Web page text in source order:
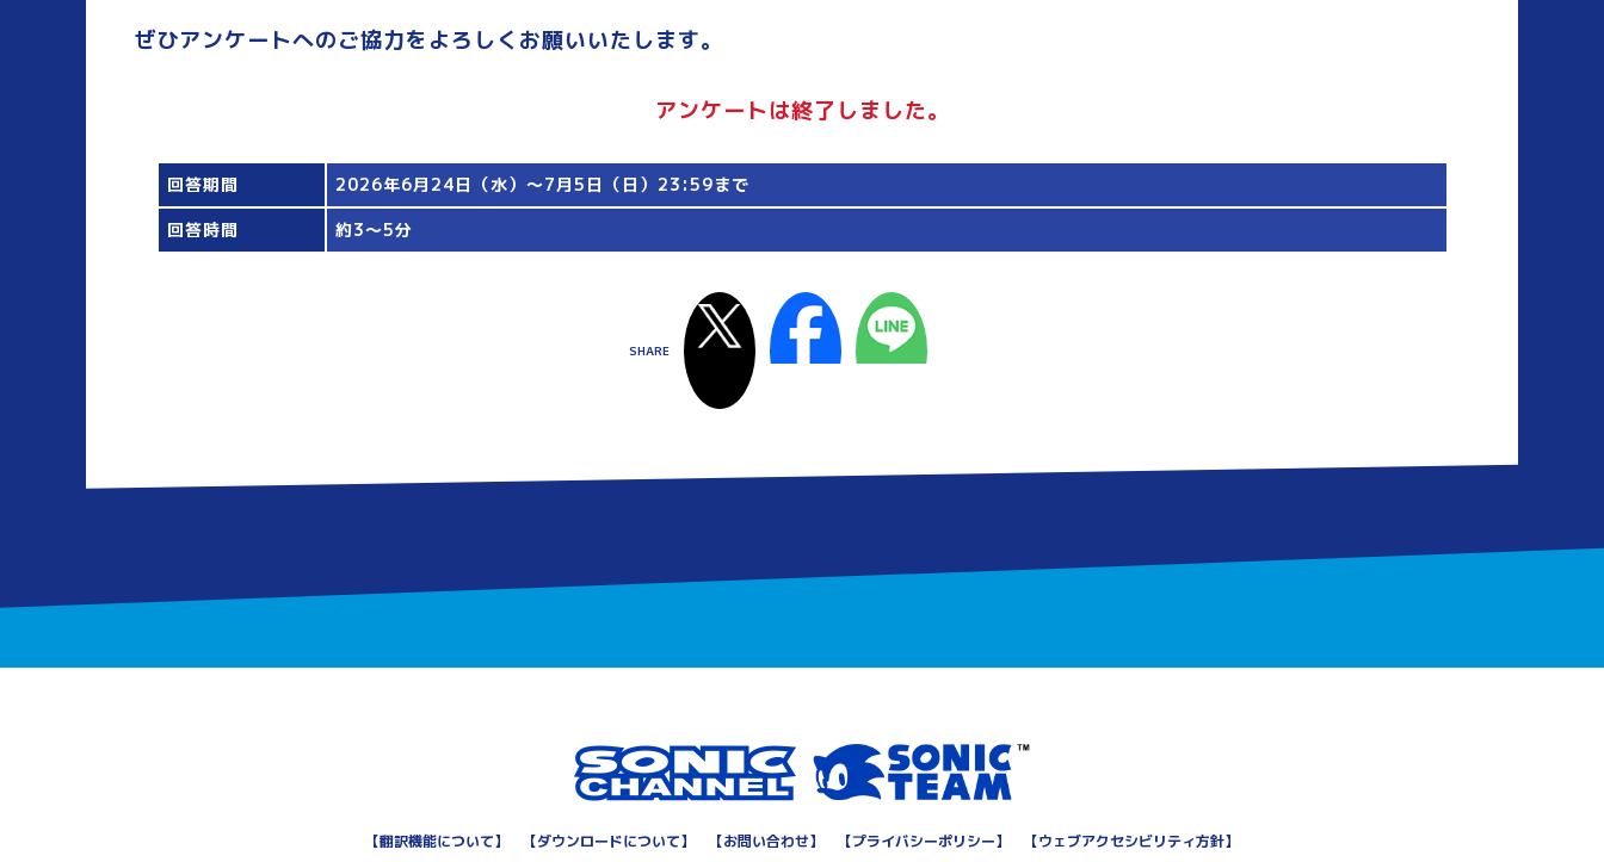
ぜひアンケートへのご協力をよろしくお願いいたします。
アンケートは終了しました。
回答期間
2026年6月24日（水）～7月5日（日）23:59まで
回答時間
約3～5分
【翻訳機能について】 【ダウンロードについて】 【お問い合わせ】 【プライバシーポリシー】 【ウェブアクセシビリティ方針】